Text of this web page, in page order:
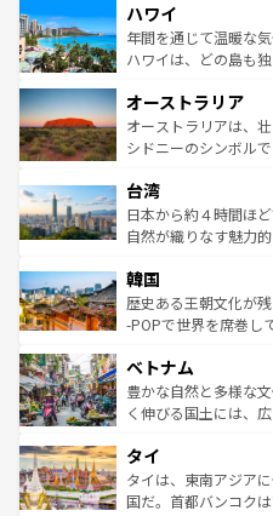
ば市内交通費無料で観光
着のスイス情報はコ
のような巨大都市は
ンメントが詰まった
西部には大自然が広
部のニューオーリン
文化が魅力。旅行者
しみながら、その多
ならではの贅沢な旅のスタイルだ。
情報はコンテンツ一覧
ハワイ
年間を通じて温暖な
ハワイは、どの島も
ワイ島は見逃せない
島だが、静かな自然
おすすめ。エメラル
れるおもてなしの心
人々、おいしいロー
ク、伝統的なフラダ
ワイを、存分に味わってほしい。 なお
はコンテンツ一覧を
オーストラリア
オーストラリアは、
シドニーのシンボル
リアリーフや大陸中
ク）、タスマニアの
ど、見どころがたく
いる。アクティビテ
ビング、ハイキング
い。オーストラリア
参照してほしい。
台湾
日本から約４時間ほ
自然が織りなす魅力
ン）、静ひつな山岳
と山間の静けさが共
驚きをもたらしてく
容にもいいと評判の
が味わえる
照してほしい。
韓国
歴史ある王朝文化が
-POPで世界を席巻し
き、地方に足を延ば
できる。そして、キ
まで、さまざまな韓
リティに包まれなが
覧を参照してほしい。
ベトナム
豊かな自然と多様な
く伸びる国土には、
急速な発展と共に伝
ーチミン市のフラン
醸し出している。ま
タイ
タイは、東南アジア
国だ。首都バンコク